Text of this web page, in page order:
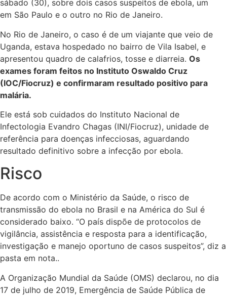
sábado (30), sobre dois casos suspeitos de ebola, um
em São Paulo e o outro no Rio de Janeiro.
No Rio de Janeiro, o caso é de um viajante que veio de
Uganda, estava hospedado no bairro de Vila Isabel, e
apresentou quadro de calafrios, tosse e diarreia. Os
exames foram feitos no Instituto Oswaldo Cruz
(IOC/Fiocruz) e confirmaram resultado positivo para
malária.
Ele está sob cuidados do Instituto Nacional de
Infectologia Evandro Chagas (INI/Fiocruz), unidade de
referência para doenças infecciosas, aguardando
resultado definitivo sobre a infecção por ebola.
Risco
De acordo com o Ministério da Saúde, o risco de
transmissão do ebola no Brasil e na América do Sul é
considerado baixo. “O país dispõe de protocolos de
vigilância, assistência e resposta para a identificação,
investigação e manejo oportuno de casos suspeitos”, diz a
pasta em nota..
A Organização Mundial da Saúde (OMS) declarou, no dia
17 de julho de 2019, Emergência de Saúde Pública de